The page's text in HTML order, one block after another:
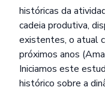
históricas da
cadeia produtiva,
existentes, o atual
próximos anos
Iniciamos este
histórico sobre a